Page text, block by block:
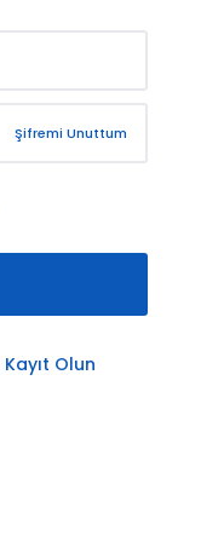
Şifremi Unuttum
Kayıt Olun